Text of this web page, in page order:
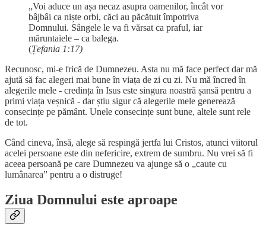
„Voi aduce un așa necaz asupra oamenilor, încât vor
bâjbâi ca niște orbi, căci au păcătuit împotriva
Domnului. Sângele le va fi vărsat ca praful, iar
măruntaiele – ca balega.
(Țefania 1:17)
Recunosc, mi-e frică de Dumnezeu. Asta nu mă face perfect dar mă
ajută să fac alegeri mai bune în viața de zi cu zi. Nu mă încred în
alegerile mele - credința în Isus este singura noastră șansă pentru a
primi viața veșnică - dar știu sigur că alegerile mele generează
consecințe pe pământ. Unele consecințe sunt bune, altele sunt rele
de tot.
Când cineva, însă, alege să respingă jertfa lui Cristos, atunci viitorul
acelei persoane este din nefericire, extrem de sumbru. Nu vrei să fi
aceea persoană pe care Dumnezeu va ajunge să o „caute cu
lumânarea” pentru a o distruge!
Ziua Domnului este aproape